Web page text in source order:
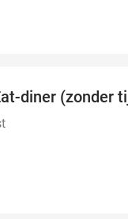
diner (zonder